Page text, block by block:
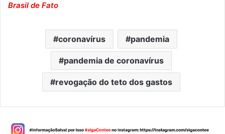
Brasil de Fato
coronavírus pandemia
pandemia de coronavírus
revogação do teto dos gastos